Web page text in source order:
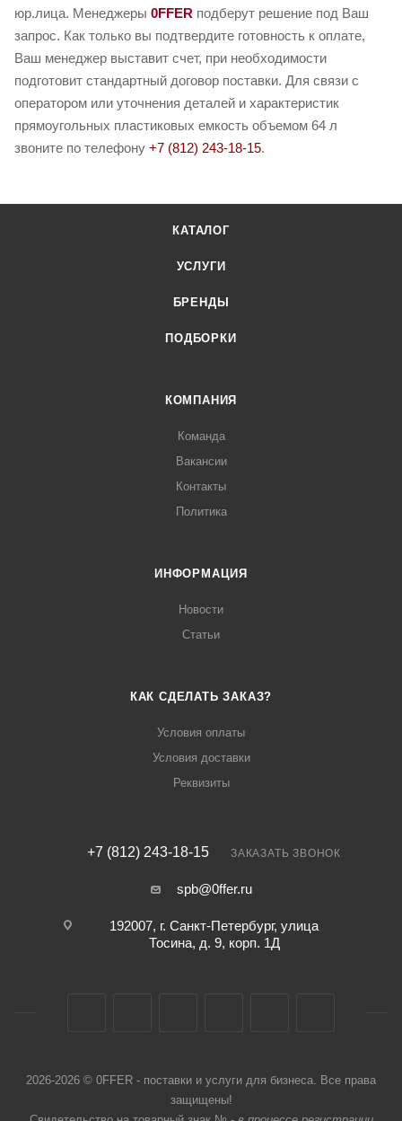
юр.лица. Менеджеры 0FFER подберут решение под Ваш
запрос. Как только вы подтвердите готовность к оплате,
Ваш менеджер выставит счет, при необходимости
подготовит стандартный договор поставки. Для связи с
оператором или уточнения деталей и характеристик
прямоугольных пластиковых емкость объемом 64 л
звоните по телефону +7 (812) 243-18-15.
КАТАЛОГ
УСЛУГИ
БРЕНДЫ
ПОДБОРКИ
КОМПАНИЯ
Команда
Вакансии
Контакты
Политика
ИНФОРМАЦИЯ
Новости
Статьи
КАК СДЕЛАТЬ ЗАКАЗ?
Условия оплаты
Условия доставки
Реквизиты
+7 (812) 243-18-15 ЗАКАЗАТЬ ЗВОНОК
spb@0ffer.ru
192007, г. Санкт-Петербург, улица
Тосина, д. 9, корп. 1Д
2026-2026 © 0FFER - поставки и услуги для бизнеса. Все права
защищены!